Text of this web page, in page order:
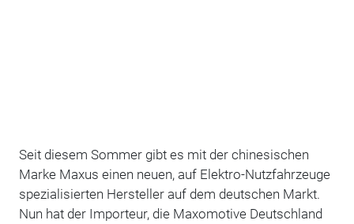
Seit diesem Sommer gibt es mit der chinesischen
Marke Maxus einen neuen, auf Elektro-Nutzfahrzeuge
spezialisierten Hersteller auf dem deutschen Markt.
Nun hat der Importeur, die Maxomotive Deutschland